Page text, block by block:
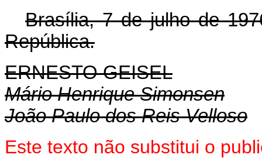
Brasília, 7 de julho de
República.
ERNESTO GEISEL
Mário Henrique Simonsen
João Paulo dos Reis Velloso
Este texto não substitui o